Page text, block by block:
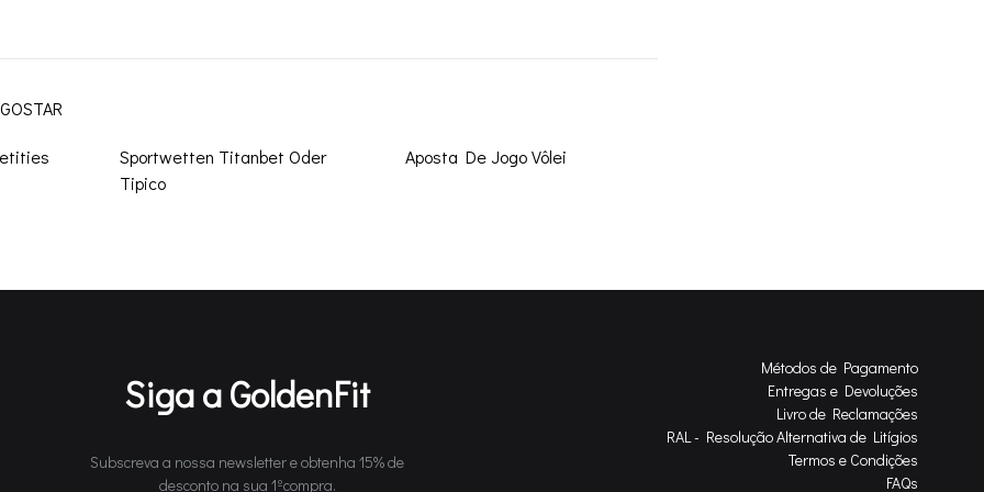
Sportwetten Titanbet Oder
Tipico
Aposta De Jogo Vôlei
Siga a GoldenFit
Subscreva a nossa newsletter e obtenha 15% de
desconto na sua 1ºcompra.
Métodos de Pagamento
Entregas e Devoluções
Livro de Reclamações
RAL - Resolução Alternativa de Litígios
Termos e Condições
FAQs